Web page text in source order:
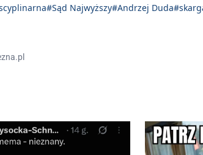
#Sąd Najwyższy#Andrzej Duda